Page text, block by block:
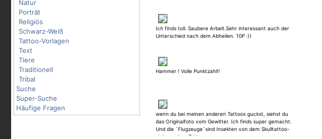
Natur
Porträt
Religiös
Schwarz-Weiß
Tattoo-Vorlagen
Text
Tiere
Traditionell
Tribal
Suche
Super-Suche
Häufige Fragen
Ich finds toll. Saubere Arbeit.Sehr interessant auch der
Unterschied nach dem Abheilen. 10P :))
Hammer ! Volle Punktzahl!!
wenn du bei meinen anderen Tattoos guckst, siehst du
das Originalfoto vom Gewitter. Ich finds super gemacht.
Und die `Flugzeuge`sind Insekten von dem Skulltattoo-
siehe andere Tattoos